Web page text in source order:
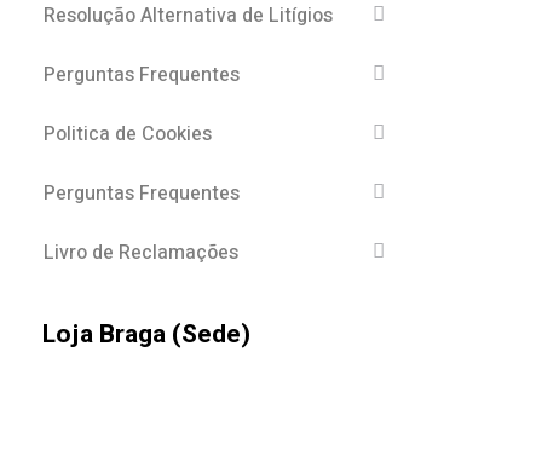
Resolução Alternativa de Litígios
Perguntas Frequentes
Politica de Cookies
Perguntas Frequentes
Livro de Reclamações
Loja Braga (Sede)